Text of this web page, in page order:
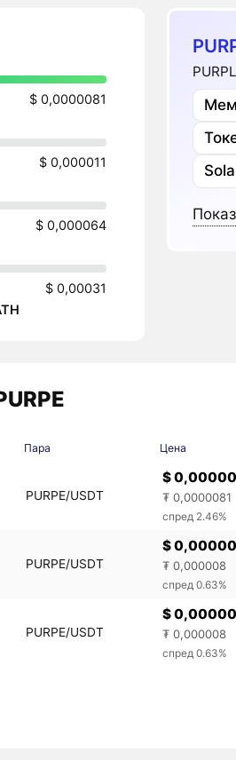
$ 0,0000081
$ 0,000011
$ 0,000064
$ 0,00031
Пара Цена
PURPE/USDT
$
₮ 0,0000081
спред 2.46%
PURPE/USDT
$
₮ 0,000008
спред 0.63%
PURPE/USDT
$
₮ 0,000008
спред 0.63%